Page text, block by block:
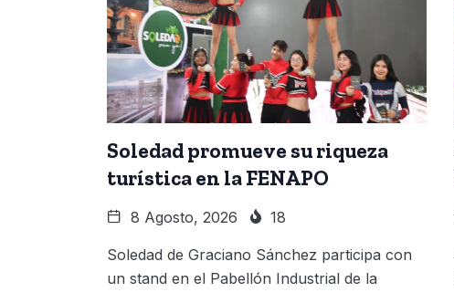
Soledad promueve su riqueza
turística en la FENAPO
8 Agosto, 2026 18
Soledad de Graciano Sánchez participa con
un stand en el Pabellón Industrial de la